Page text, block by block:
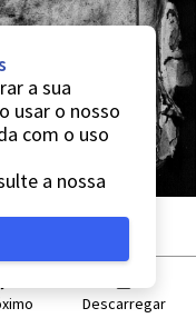
Descarregar
a sua
usar o nosso
com o uso
a nossa